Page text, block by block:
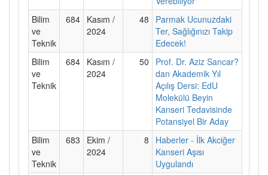
Bilim
ve
Teknik
684 Kasım /
2024
48
Parmak Ucunuzdaki
Ter, Sağlığınızı Takip
Edecek!
Bilim
ve
Teknik
684 Kasım /
2024
50
Prof. Dr. Aziz Sancar?
dan Akademik Yıl
Açılış Dersi: EdU
Molekülü Beyin
Kanseri Tedavisinde
Potansiyel Bir Aday
Bilim
ve
Teknik
683
Ekim /
2024
8
Haberler - İlk Akciğer
Kanseri Aşısı
Uygulandı